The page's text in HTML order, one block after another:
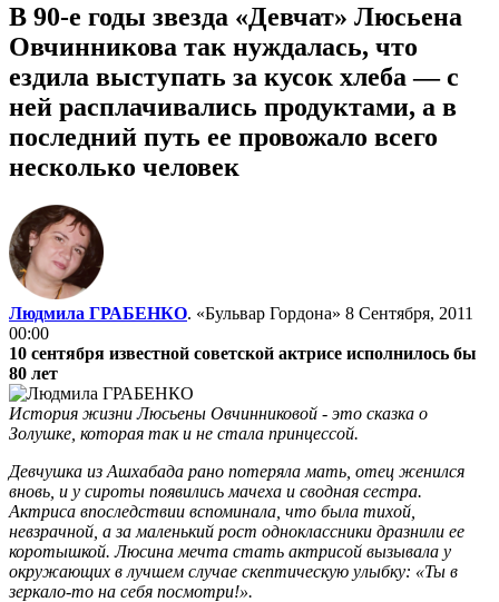
В 90-е годы звезда «Девчат» Люсьена
Овчинникова так нуждалась, что
ездила выступать за кусок хлеба — с
ней расплачивались продуктами, а в
последний путь ее провожало всего
несколько человек
Людмила ГРАБЕНКО. «Бульвар Гордона» 8 Сентября, 2011
00:00
10 сентября известной советской актрисе исполнилось бы
80 лет
История жизни Люсьены Овчинниковой - это сказка о
Золушке, которая так и не стала принцессой.
Девчушка из Ашхабада рано потеряла мать, отец женился
вновь, и у сироты появились мачеха и сводная сестра.
Актриса впоследствии вспоминала, что была тихой,
невзрачной, а за маленький рост одноклассники дразнили ее
коротышкой. Люсина мечта стать актрисой вызывала у
окружающих в лучшем случае скептическую улыбку: «Ты в
зеркало-то на себя посмотри!».